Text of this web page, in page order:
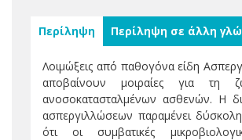
Περίληψη Περίληψη σε άλλη
Λοιμώξεις από παθογόνα είδη
αποβαίνουν μοιραίες για τη
ανοσοκατασταλμένων ασθενών. Η
ασπεργιλλώσεων παραμένει
ότι οι συμβατικές